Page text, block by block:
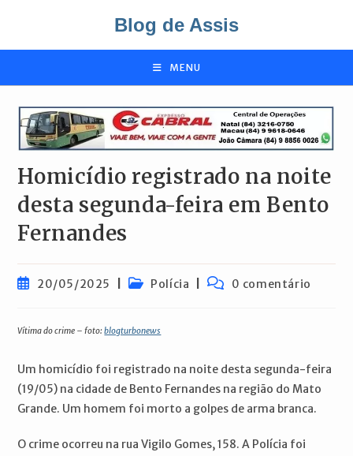
o
Blog de Assis
MENU
Homicídio registrado na noite
desta segunda-feira em Bento
Fernandes
Post20/05/2025
Categoria
Polícia
Comentários
0 comentário
Vítima do crime – foto:blogturbonews
Um homicídio foi registrado na noite desta segunda-feira
(19/05) na cidade de Bento Fernandes na região do Mato
Grande. Um homem foi morto a golpes de arma branca.
O crime ocorreu na rua Vigilo Gomes, 158. A Polícia foi